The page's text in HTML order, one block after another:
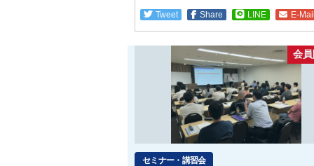
Tweet Share LINE E-
会
セミナー・講習会